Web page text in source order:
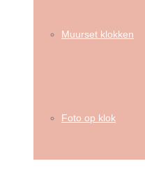
Muurset klokken
Foto op klok